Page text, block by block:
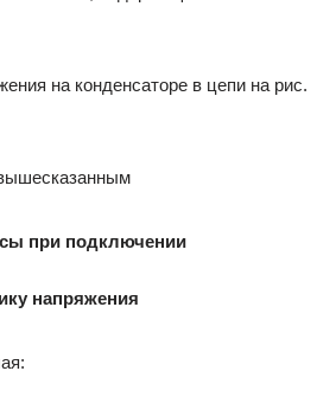
на конденсаторе в цепи на рис.
при подключении
напряжения